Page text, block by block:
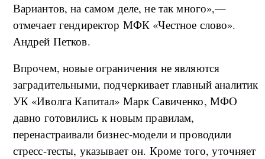
Вариантов, на самом деле, не так много»,—
отмечает гендиректор МФК «Честное слово».
Андрей Петков.
Впрочем, новые ограничения не являются
заградительными, подчеркивает главный аналитик
УК «Иволга Капитал» Марк Савиченко, МФО
давно готовились к новым правилам,
перенастраивали бизнес-модели и проводили
стресс-тесты, указывает он. Кроме того, уточняет